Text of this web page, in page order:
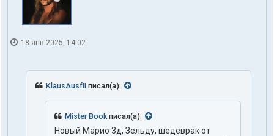
18 янв 2025, 14:02
KlausAusfII писал(а):
Mister Book писал(а):
Новый Марио 3д, Зельду, шедеврак от